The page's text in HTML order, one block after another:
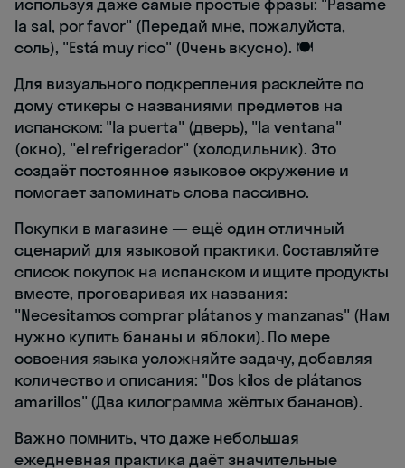
используя даже самые простые фразы: "Pásame
la sal, por favor" (Передай мне, пожалуйста,
соль), "Está muy rico" (Очень вкусно). 🍽️
Для визуального подкрепления расклейте по
дому стикеры с названиями предметов на
испанском: "la puerta" (дверь), "la ventana"
(окно), "el refrigerador" (холодильник). Это
создаёт постоянное языковое окружение и
помогает запоминать слова пассивно.
Покупки в магазине — ещё один отличный
сценарий для языковой практики. Составляйте
список покупок на испанском и ищите продукты
вместе, проговаривая их названия:
"Necesitamos comprar plátanos y manzanas" (Нам
нужно купить бананы и яблоки). По мере
освоения языка усложняйте задачу, добавляя
количество и описания: "Dos kilos de plátanos
amarillos" (Два килограмма жёлтых бананов).
Важно помнить, что даже небольшая
ежедневная практика даёт значительные